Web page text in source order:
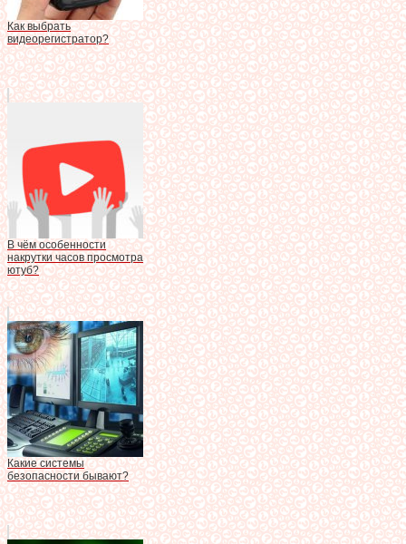
Как выбрать
видеорегистратор?
В чём особенности
накрутки часов просмотра
ютуб?
Какие системы
безопасности бывают?